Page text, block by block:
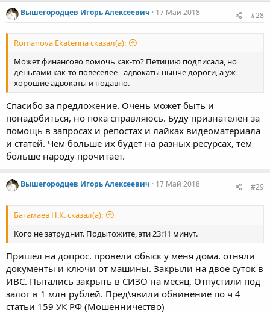
Вышегородцев Игорь Алексеевич 17 Май 2018 #28
Romanova Ekaterina сказал(а):
Может финансово помочь как-то? Петицию подписала, но
деньгами как-то повеселее - адвокаты нынче дороги, а уж
хорошие адвокаты и подавно.
Спасибо за предложение. Очень может быть и
понадобиться, но пока справляюсь. Буду признателен за
помощь в запросах и репостах и лайках видеоматериала
и статей. Чем больше их будет на разных ресурсах, тем
больше народу прочитает.
Вышегородцев Игорь Алексеевич 17 Май 2018 #29
Багамаев Н.К. сказал(а):
Кого не затруднит. Подытожите, эти 23:11 минут.
Пришёл на допрос. провели обыск у меня дома. отняли
документы и ключи от машины. Закрыли на двое суток в
ИВС. Пытались закрыть в СИЗО на месяц. Отпустили под
залог в 1 млн рублей. Пред\явили обвинение по ч 4
статьи 159 УК РФ (Мошенничество)